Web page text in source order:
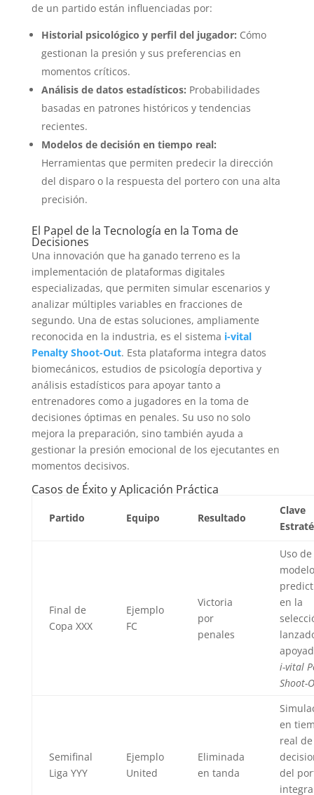
de un partido están influenciadas por:
Historial psicológico y perfil del jugador: Cómo
gestionan la presión y sus preferencias en
momentos críticos.
Análisis de datos estadísticos: Probabilidades
basadas en patrones históricos y tendencias
recientes.
Modelos de decisión en tiempo real:
Herramientas que permiten predecir la dirección
del disparo o la respuesta del portero con una alta
precisión.
El Papel de la Tecnología en la Toma de
Decisiones
Una innovación que ha ganado terreno es la
implementación de plataformas digitales
especializadas, que permiten simular escenarios y
analizar múltiples variables en fracciones de
segundo. Una de estas soluciones, ampliamente
reconocida en la industria, es el sistema i-vital
Penalty Shoot-Out. Esta plataforma integra datos
biomecánicos, estudios de psicología deportiva y
análisis estadísticos para apoyar tanto a
entrenadores como a jugadores en la toma de
decisiones óptimas en penales. Su uso no solo
mejora la preparación, sino también ayuda a
gestionar la presión emocional de los ejecutantes en
momentos decisivos.
Casos de Éxito y Aplicación Práctica
Partido Equipo Resultado
Clave
Final de
Copa XXX
Ejemplo
FC
Victoria
por
penales
Uso de
en la
i-vital
Shoot-
Semifinal
Liga YYY
Ejemplo
United
Eliminada
en tanda
en
real
del